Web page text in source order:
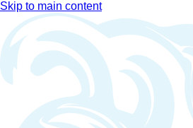
Skip to main content